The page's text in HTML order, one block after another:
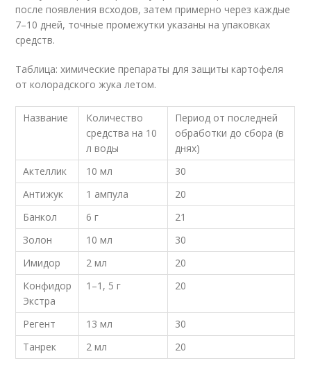
после появления всходов, затем примерно через каждые
7–10 дней, точные промежутки указаны на упаковках
средств.
Таблица: химические препараты для защиты картофеля
от колорадского жука летом.
Название
Количество
средства на 10
л воды
Период от последней
обработки до сбора (в
днях)
Актеллик
10 мл
30
Антижук
1 ампула
20
Банкол
6 г
21
Золон
10 мл
30
Имидор
2 мл
20
Конфидор
Экстра
1–1, 5 г 20
Регент 13 мл
30
Танрек
2 мл 20